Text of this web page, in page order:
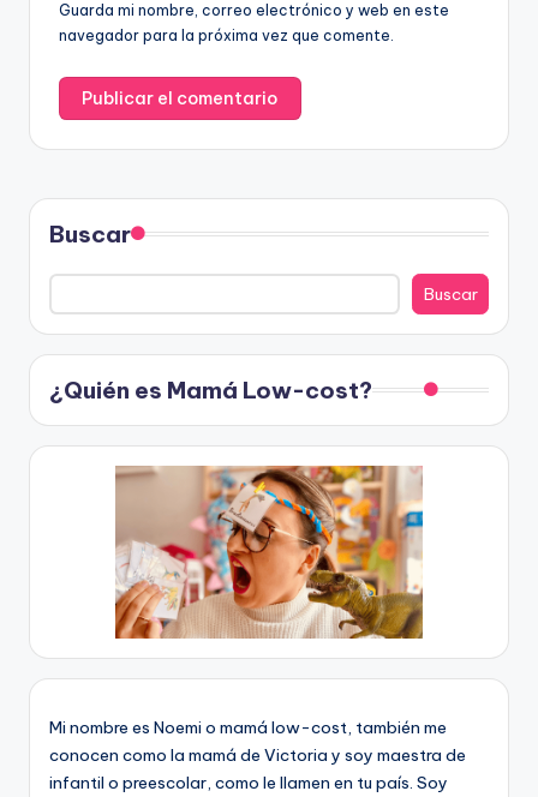
Guarda mi nombre, correo electrónico y web en este
navegador para la próxima vez que comente.
Buscar
Buscar
¿Quién es Mamá Low-cost?
Mi nombre es Noemi o mamá low-cost, también me
conocen como la mamá de Victoria y soy maestra de
infantil o preescolar, como le llamen en tu país. Soy